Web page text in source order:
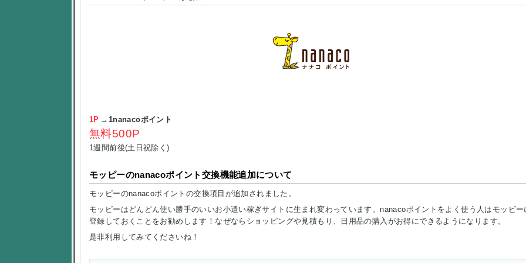
1P →1nanacoポイント
無料500P
1週間前後(土日祝除く)
モッピーのnanacoポイント交換機能追加について
モッピーのnanacoポイントの交換項目が追加されました。
モッピーはどんどん使い勝手のいいお小遣い稼ぎサイトに生まれ変わっています。nanacoポイントをよく使う人はモッピー
登録しておくことをお勧めします！なぜならショッピングや見積もり、日用品の購入がお得にできるようになります。
是非利用してみてくださいね！